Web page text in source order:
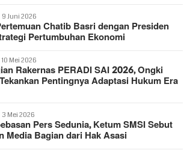
9 Juni 2026
Chatib Basri dengan Presiden
Pertumbuhan Ekonomi
10 Mei 2026
Rakernas PERADI SAI 2026, Ongki
Pentingnya Adaptasi Hukum Era
3 Mei 2026
Pers Sedunia, Ketum SMSI Sebut
Media Bagian dari Hak Asasi